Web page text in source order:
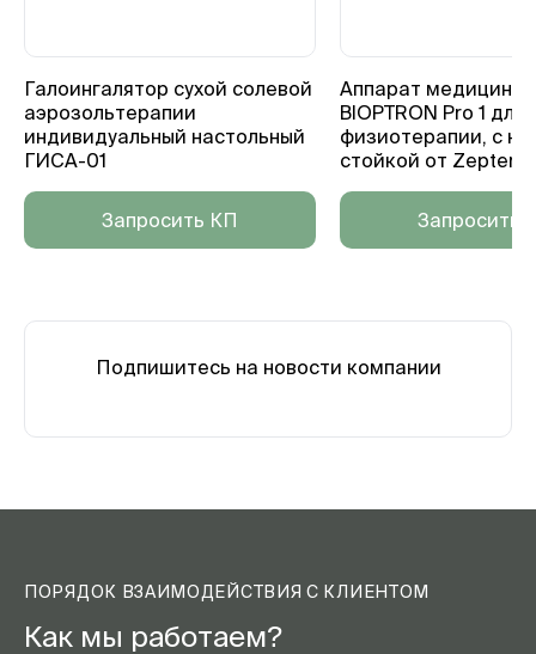
Галоингалятор сухой солевой
аэрозольтерапии
индивидуальный настольный
ГИСА-01
Запросить КП
Аппарат
BIOPTRON Pro 1 для
физиотерапии, с
стойкой от Zepter
Запросить
Подпишитесь на новости компании
ПОРЯДОК ВЗАИМОДЕЙСТВИЯ С КЛИЕНТОМ
Как мы работаем?